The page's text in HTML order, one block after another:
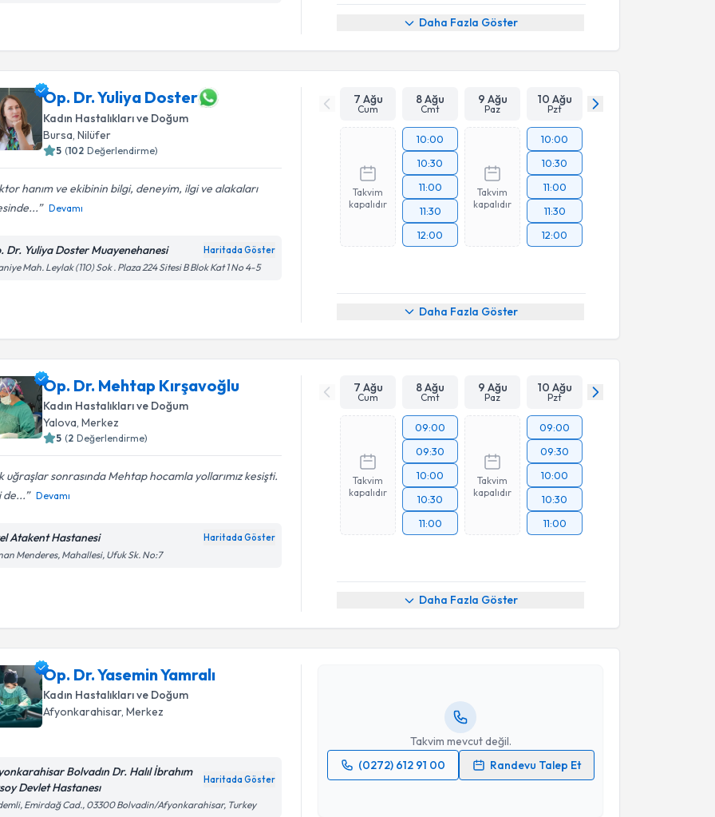
Daha Fazla Göster
Op. Dr. Yuliya Doster
Kadın Hastalıkları ve Doğum
Bursa , Nilüfer
5 (102 Değerlendirme)
hanım ve ekibinin bilgi, deneyim, ilgi ve alakaları
Devamı
Dr. Yuliya Doster Muayenehanesi Haritada Göster
Mah. Leylak (110) Sok . Plaza 224 Sitesi B Blok Kat 1 No 4-5
7 Ağu
Cum
8 Ağu
Cmt
9 Ağu
Paz
10 Ağu
Pzt
Takvim
kapalıdır
10:00
10:30
11:00
11:30
12:00
Takvim
kapalıdır
10:00
10:30
11:00
11:30
12:00
Daha Fazla Göster
Op. Dr. Mehtap Kırşavoğlu
Kadın Hastalıkları ve Doğum
Yalova, Merkez
5 (2 Değerlendirme)
uğraşlar sonrasında Mehtap hocamla yollarımız kesişti.
de...
Devamı
Atakent Hastanesi Haritada Göster
Menderes, Mahallesi, Ufuk Sk. No:7
7 Ağu
Cum
8 Ağu
Cmt
9 Ağu
Paz
10 Ağu
Pzt
Takvim
kapalıdır
09:00
09:30
10:00
10:30
11:00
Takvim
kapalıdır
09:00
09:30
10:00
10:30
11:00
Daha Fazla Göster
Op. Dr. Yasemin Yamralı
Kadın Hastalıkları ve Doğum
Afyonkarahisar, Merkez
Bolvadın Dr. Halıl İbrahım
Devlet Hastanesı
Haritada Göster
Emirdağ Cad., 03300 Bolvadin/Afyonkarahisar, Turkey
Takvim mevcut değil.
(0272) 612 91 00
Randevu Talep Et
Randevu Takvimi Talebi
Op. Dr. Yasemin Yamralıiçin randevu takvimi talebi oluşturun.
Size bu uzmandan randevu almanız için bir takvim